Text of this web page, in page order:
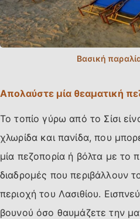
Απολαύστε μία θεαματική
Το τοπίο γύρω από το Σίσι
χλωρίδα και πανίδα, που
μία πεζοπορία ή βόλτα με το
διαδρομές που περιβάλλουν
περιοχή του Λασιθίου.
βουνού όσο θαυμάζετε την